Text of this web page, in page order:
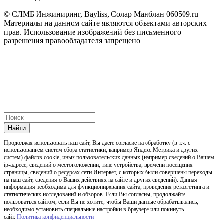
© СЛМБ Инжиниринг, Bayliss, Солар Манблан 060509.ru |
Материалы на данном сайте являются объектами авторских
прав. Использование изображений без письменного
разрешения правообладателя запрещено
Найти
Продолжая использовать наш cайт, Вы даете согласие на обработку (в т.ч. с
использованием систем сбора статистики, например Яндекс.Метрика и других
систем) файлов cookie, иных пользовательских данных (например сведений о Вашем
ip-адресе, сведений о местоположении, типе устройства, времени посещения
страницы, сведений о ресурсах сети Интернет, с которых были совершены переходы
на наш сайт, сведения о Ваших действиях на сайте и других сведений). Данная
информация необходима для функционирования сайта, проведения ретаргетинга и
статистических исследований и обзоров. Если Вы согласны, продолжайте
пользоваться сайтом, если Вы не хотите, чтобы Ваши данные обрабатывались,
необходимо установить специальные настройки в браузере или покинуть
сайт. Политика конфиденциальности